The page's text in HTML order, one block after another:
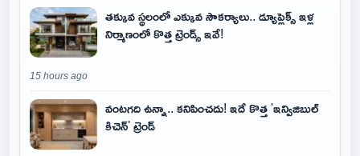
తక్కువ స్థలంలో ఎక్కువ సౌకర్యాలు.. డ్యూప్లెక్స్ ఇళ్ల
నిర్మాణంలో కొత్త ట్రెండ్స్ ఇవే!
15 hours ago
వంటగది ఉన్నా.. కనిపించదు! ఇదే కొత్త 'ఇన్విజిబుల్
కిచెన్' ట్రెండ్